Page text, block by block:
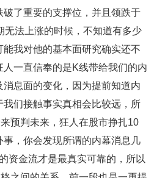
了重要的支撑位，并且领跌于
无法上涨的时候，不知道有多少
我对他的基本面研究确实还不
一直信奉的是K线带给我们的内
息面的变化，因为提前知道内
们接触事实真相会比较远，所
预判未来，狂人在股市挣扎10
，你会发现所谓的内幕消息几
资金流才是最真实可靠的，所以